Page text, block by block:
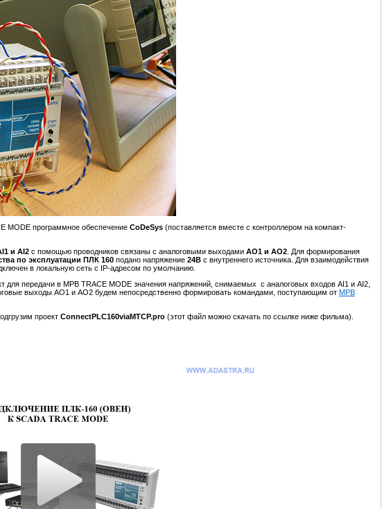
MODE программное обеспечение CoDeSys (поставляется вместе с контроллером на компакт-
и AI2 с помощью проводников связаны с аналоговыми выходами AO1 и AO2 . Для формирования
по эксплуатации ПЛК 160 подано напряжение 24В с внутреннего источника. Для взаимодействия
в локальную сеть с IP-адресом по умолчанию.
для передачи в МРВ TRACE MODE значения напряжений, снимаемых с аналоговых входов AI1 и AI2,
выходы AO1 и AO2 будем непосредственно формировать командами, поступающим от МРВ
проект ConnectPLC160viaMTCP.pro (этот файл можно скачать по ссылке ниже фильма).